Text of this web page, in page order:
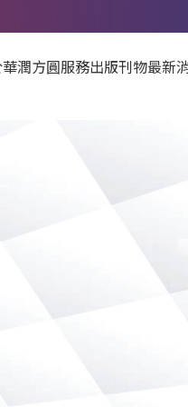
潤方圓服務出版刊物最新